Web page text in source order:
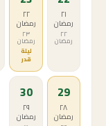
٢١
رمضان
٢٢
رمضان
٢٢
رمضان
٢٣
رمضان
ليلة
قدر
29
٢٨
رمضان
30
٢٩
رمضان